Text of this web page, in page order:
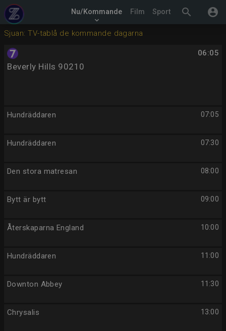
search account_circle
Nu/Kommande
keyboard_arrow_down
Film Sport
Sjuan: TV-tablå de kommande dagarna
06:05
Beverly Hills 90210
07:05
Hundräddaren
07:30
Hundräddaren
08:00
Den stora matresan
09:00
Bytt är bytt
10:00
Återskaparna England
11:00
Hundräddaren
11:30
Downton Abbey
13:00
Chrysalis